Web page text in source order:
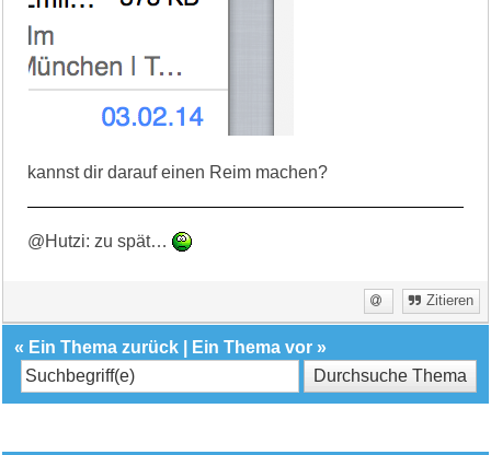
kannst dir darauf einen Reim machen?
@Hutzi: zu spät…
Zitieren
« Ein Thema zurück Ein Thema vor »